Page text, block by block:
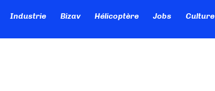
Industrie Bizav Hélicoptère Jobs